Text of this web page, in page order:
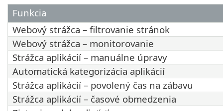
Funkcia
Webový strážca – filtrovanie stránok
Webový strážca – monitorovanie
Strážca aplikácií – manuálne úpravy
Automatická kategorizácia aplikácií
Strážca aplikácií – povolený čas na zábavu
Strážca aplikácií – časové obmedzenia